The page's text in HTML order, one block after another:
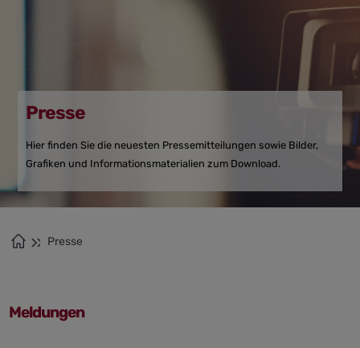
Presse
Hier finden Sie die neuesten Pressemitteilungen sowie Bilder,
Grafiken und Informationsmaterialien zum Download.
Presse
Meldungen